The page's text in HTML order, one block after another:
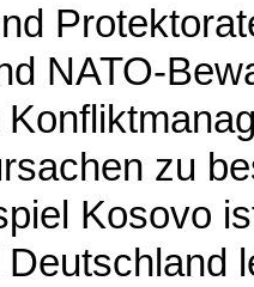
NATO-
zu
Kosovo